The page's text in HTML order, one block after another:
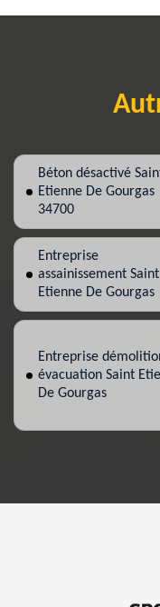
Béton désactivé
Etienne De Gourgas
34700
Entreprise
assainissement Saint
Etienne De Gourgas
Entreprise
évacuation Saint
De Gourgas